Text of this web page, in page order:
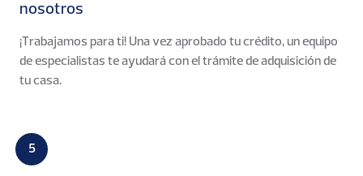
nosotros
¡Trabajamos para ti! Una vez aprobado tu crédito, un equipo
de especialistas te ayudará con el trámite de adquisición de
tu casa.
5